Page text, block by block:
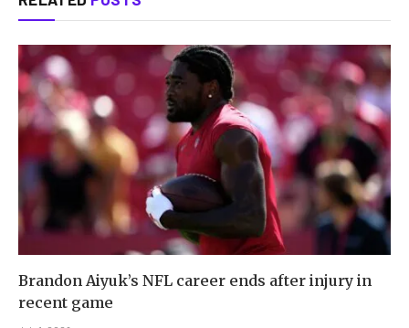
Brandon Aiyuk’s NFL career ends after injury in
recent game